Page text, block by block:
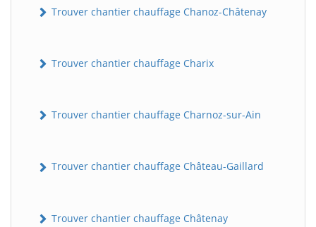
Trouver chantier chauffage Chanoz-Châtenay
Trouver chantier chauffage Charix
Trouver chantier chauffage Charnoz-sur-Ain
Trouver chantier chauffage Château-Gaillard
Trouver chantier chauffage Châtenay